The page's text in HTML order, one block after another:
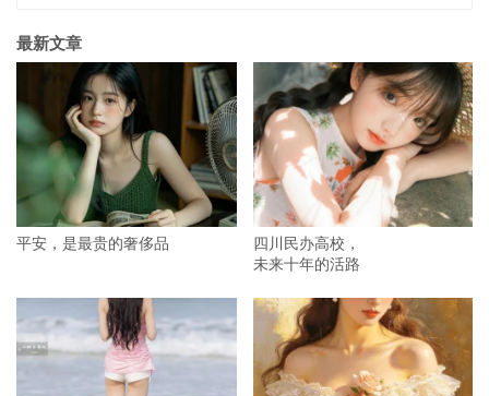
最新文章
平安，是最贵的奢侈品
四川民办高校，
未来十年的活路